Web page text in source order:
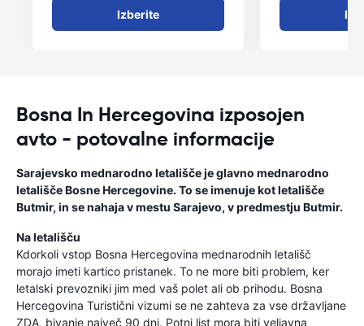
Izberite
Bosna In Hercegovina izposojen
avto - potovalne informacije
Sarajevsko mednarodno letališče je glavno mednarodno
letališče Bosne Hercegovine. To se imenuje kot letališče
Butmir, in se nahaja v mestu Sarajevo, v predmestju Butmir.
Na letališču
Kdorkoli vstop Bosna Hercegovina mednarodnih letališč
morajo imeti kartico pristanek. To ne more biti problem, ker
letalski prevozniki jim med vaš polet ali ob prihodu. Bosna
Hercegovina Turistični vizumi se ne zahteva za vse državljane
ZDA, bivanje največ 90 dni. Potni list mora biti veljavna